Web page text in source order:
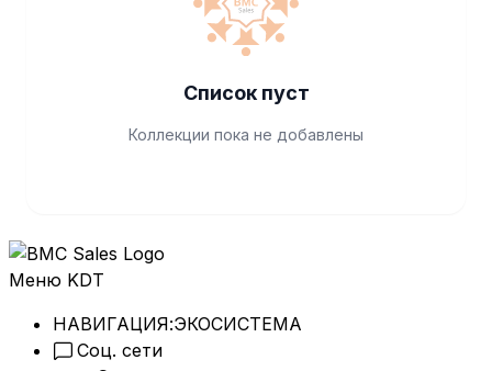
Список пуст
Коллекции пока не добавлены
Меню KDT
НАВИГАЦИЯ:ЭКОСИСТЕМА
Соц. сети